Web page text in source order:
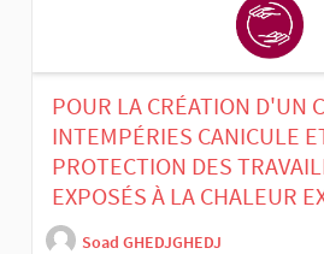
POUR LA CRÉATION D'UN
INTEMPÉRIES CANICULE
PROTECTION DES
EXPOSÉS À LA CHALEUR
Soad GHEDJGHEDJ